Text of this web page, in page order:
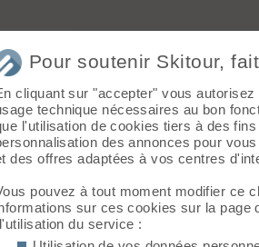
Départ :La Villaz (1118 m)
Topo associé : Pointe de
l'Ecuelle), Versant Sud-Est
Sommet associé : Pointe
de l'Ecuelle) (1815 m)
Orientation : SE
Dénivelé :
avec un
en
Pour soutenir Skitour,
cliquant sur "accepter" vous
technique nécessaires au bon
l'utilisation de cookies tiers à des
des annonces pour
des offres adaptées à vos centres
pouvez à tout moment modifier ce
sur ces cookies sur la page
du service :